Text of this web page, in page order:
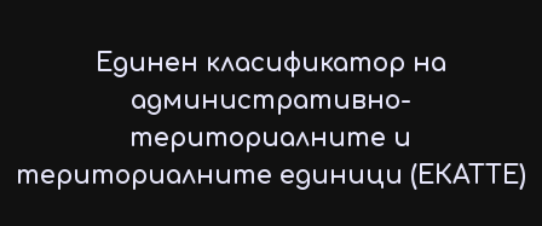
to
main
content
Единен класификатор на
административно-
териториалните и
териториалните единици (ЕКАТТЕ)